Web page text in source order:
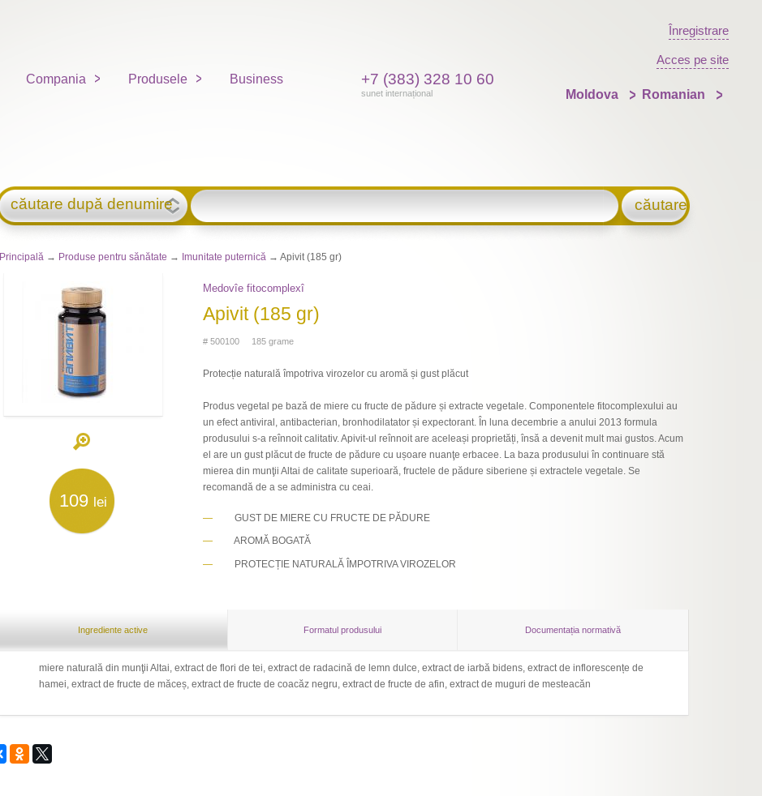
Compania Produsele Business +7 (383) 328 10 60
sunet internațional
Înregistrare
Acces pe site
Moldova Romanian
căutare după denumire căutare
Principală → Produse pentru sănătate → Imunitate puternică → Apivit (185 gr)
109 lei
Medovîe fitocomplexî
Apivit (185 gr)
# 500100 185 grame
Protecție naturală împotriva virozelor cu aromă și gust plăcut
Produs vegetal pe bază de miere cu fructe de pădure și extracte vegetale. Componentele fitocomplexului au
un efect antiviral, antibacterian, bronhodilatator și expectorant. În luna decembrie a anului 2013 formula
produsului s-a reînnoit calitativ. Apivit-ul reînnoit are aceleași proprietăți, însă a devenit mult mai gustos. Acum
el are un gust plăcut de fructe de pădure cu ușoare nuanţe erbacee. La baza produsului în continuare stă
mierea din munţii Altai de calitate superioară, fructele de pădure siberiene și extractele vegetale. Se
recomandă de a se administra cu ceai.
GUST DE MIERE CU FRUCTE DE PĂDURE
AROMĂ BOGATĂ
PROTECȚIE NATURALĂ ÎMPOTRIVA VIROZELOR
Ingrediente active Formatul produsului Documentația normativă
miere naturală din munţii Altai, extract de flori de tei, extract de radacină de lemn dulce, extract de iarbă bidens, extract de inflorescențe de
hamei, extract de fructe de măceș, extract de fructe de coacăz negru, extract de fructe de afin, extract de muguri de mesteacăn